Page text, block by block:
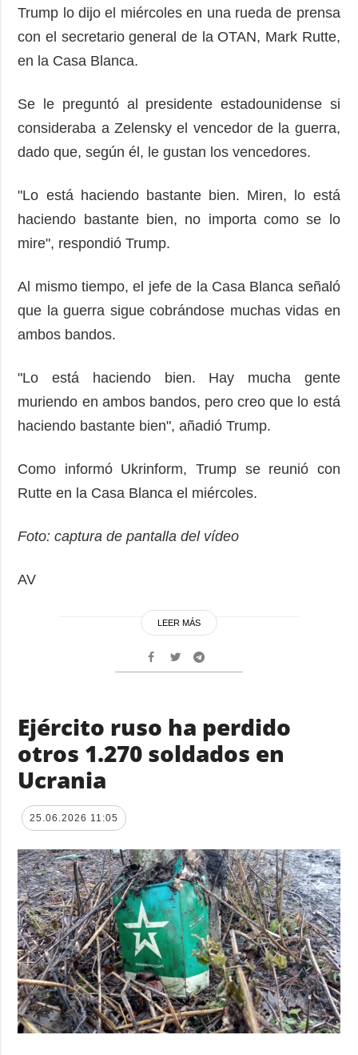
Trump lo dijo el miércoles en una rueda de prensa
con el secretario general de la OTAN, Mark Rutte,
en la Casa Blanca.
Se le preguntó al presidente estadounidense si
consideraba a Zelensky el vencedor de la guerra,
dado que, según él, le gustan los vencedores.
"Lo está haciendo bastante bien. Miren, lo está
haciendo bastante bien, no importa como se lo
mire", respondió Trump.
Al mismo tiempo, el jefe de la Casa Blanca señaló
que la guerra sigue cobrándose muchas vidas en
ambos bandos.
"Lo está haciendo bien. Hay mucha gente
muriendo en ambos bandos, pero creo que lo está
haciendo bastante bien", añadió Trump.
Como informó Ukrinform, Trump se reunió con
Rutte en la Casa Blanca el miércoles.
Foto: captura de pantalla del vídeo
AV
LEER MÁS
Ejército ruso ha perdido
otros 1.270 soldados en
Ucrania
25.06.2026 11:05